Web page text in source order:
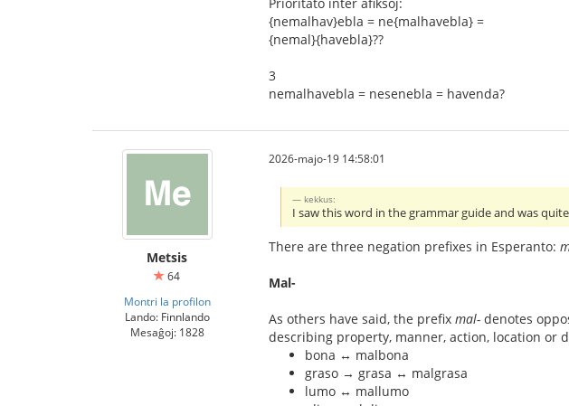
{nemalhav}ebla = ne{malhavebla} =
{nemal}{havebla}??
3
nemalhavebla = nesenebla = havenda?
Metsis
64
Montri la profilon
Lando: Finnlando
Mesaĝoj: 1828
2026-majo-19 14:58:01
kekkus:
I saw this word in the grammar guide and was
There are three negation prefixes in Esperanto:
Mal-
As others have said, the prefix mal- denotes
describing property, manner, action, location or
bona ↔ malbona
graso → grasa ↔ malgrasa
lumo ↔ mallumo